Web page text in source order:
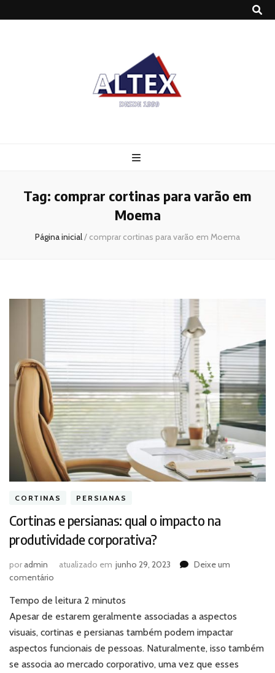
Tag: comprar cortinas para varão em
Moema
Página inicial/ comprar cortinas para varão em Moema
CORTINAS PERSIANAS
Cortinas e persianas: qual o impacto na
produtividade corporativa?
poradmin atualizado em junho 29, 2023
Deixe um
comentário
e
persianas:
qual
impacto
na
Tempo de leitura 2 minutos
Apesar de estarem geralmente associadas a aspectos
visuais, cortinas e persianas também podem impactar
aspectos funcionais de pessoas. Naturalmente, isso também
se associa ao mercado corporativo, uma vez que esses